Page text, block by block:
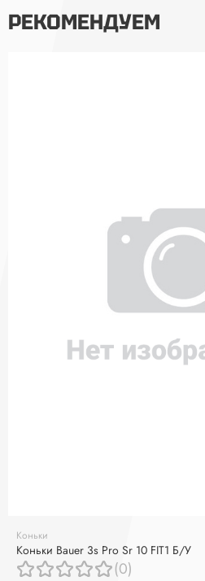
РЕКОМЕНДУЕМ
Коньки
Коньки Bauer 3s Pro Sr 10 FIT1 Б/У
(0)